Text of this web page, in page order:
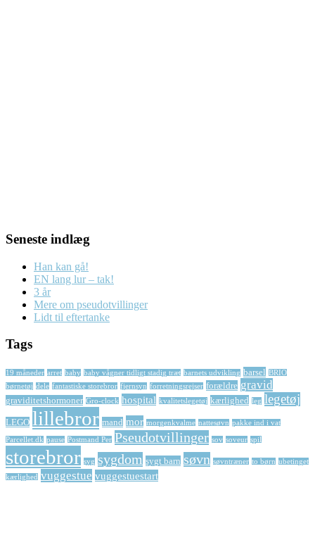
Seneste indlæg
Han kan gå!
EN lang lur – tak!
3 år
Mere om pseudotvillinger
Lidt til eftertanke
Tags
19 måneder arret baby baby vågner tidligt stadig træt barnets udvikling barsel BRIO
børnetøj dele fantastiske storebror fjernsyn forretningsrejser forældre gravid
graviditetshormoner Gro-clock hospital kvalitetslegetøj kærlighed leg legetøj
LEGO lillebror mand mor morgenkvalme nattesøvn pakke ind i vat
Parcellet.dk pause Postmand Per Pseudotvillinger sov soveur spil
storebror syg sygdom sygt barn søvn søvntræner to børn ubetinget
kærlighed vuggestue vuggestuestart